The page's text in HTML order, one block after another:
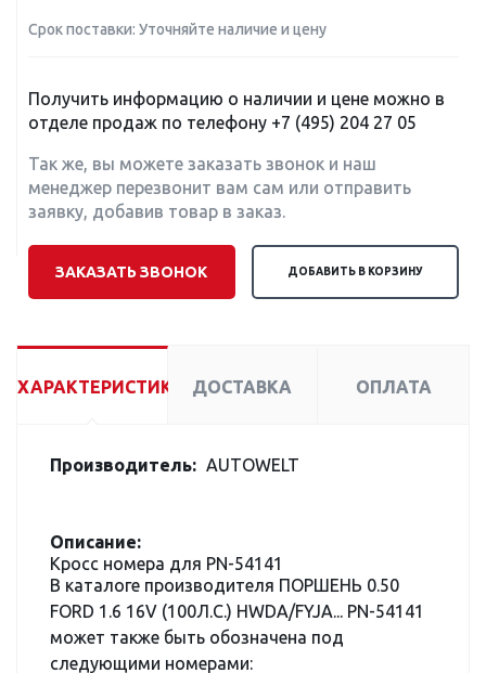
Срок поставки: Уточняйте наличие и цену
Получить информацию о наличии и цене можно в
отделе продаж по телефону +7 (495) 204 27 05
Так же, вы можете заказать звонок и наш
менеджер перезвонит вам сам или отправить
заявку, добавив товар в заказ.
ЗАКАЗАТЬ ЗВОНОК ДОБАВИТЬ В КОРЗИНУ
ХАРАКТЕРИСТИКИ ДОСТАВКА ОПЛАТА
Производитель: AUTOWELT
Описание:
Кросс номера для PN-54141
В каталоге производителя ПОРШЕНЬ 0.50
FORD 1.6 16V (100Л.С.) HWDA/FYJA... PN-54141
может также быть обозначена под
следующими номерами: